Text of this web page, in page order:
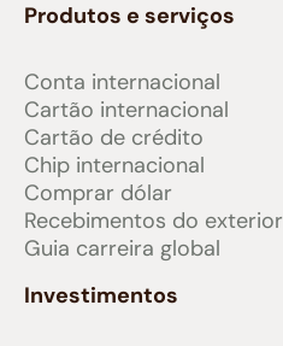
Produtos e serviços
Conta internacional
Cartão internacional
Cartão de crédito
Chip internacional
Comprar dólar
Recebimentos do exterior
Guia carreira global
Investimentos